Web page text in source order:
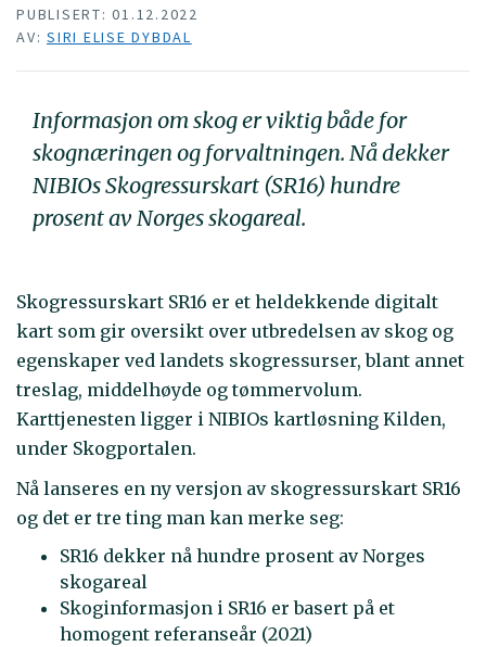
PUBLISERT: 01.12.2022
AV: SIRI ELISE DYBDAL
Informasjon om skog er viktig både for
skognæringen og forvaltningen. Nå dekker
NIBIOs Skogressurskart (SR16) hundre
prosent av Norges skogareal.
Skogressurskart SR16 er et heldekkende digitalt
kart som gir oversikt over utbredelsen av skog og
egenskaper ved landets skogressurser, blant annet
treslag, middelhøyde og tømmervolum.
Karttjenesten ligger i NIBIOs kartløsning Kilden,
under Skogportalen.
Nå lanseres en ny versjon av skogressurskart SR16
og det er tre ting man kan merke seg:
SR16 dekker nå hundre prosent av Norges
skogareal
Skoginformasjon i SR16 er basert på et
homogent referanseår (2021)